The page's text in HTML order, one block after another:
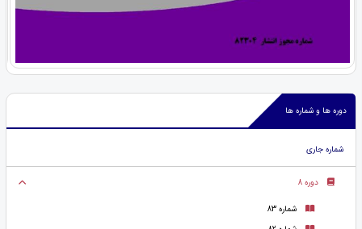
دوره ها و شماره ها
شماره جاری
دوره 8
شماره 83